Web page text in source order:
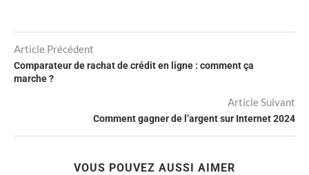
Article Précédent
Comparateur de rachat de crédit en ligne : comment ça
marche ?
Article Suivant
Comment gagner de l’argent sur Internet 2024
VOUS POUVEZ AUSSI AIMER